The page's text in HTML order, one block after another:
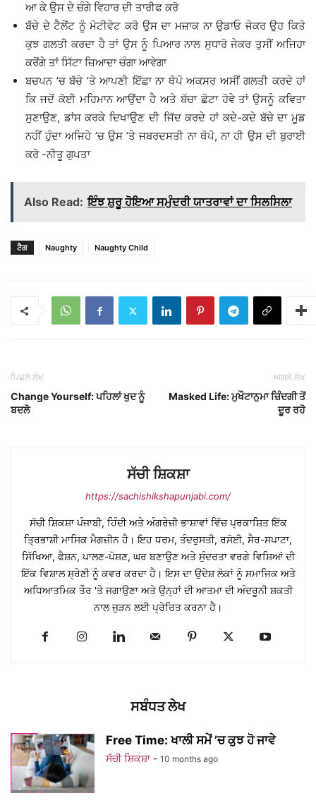
ਆ ਕੇ ਉਸ ਦੇ ਚੰਗੇ ਵਿਹਾਰ ਦੀ ਤਾਰੀਫ ਕਰੋ
ਬੱਚੇ ਦੇ ਟੈਲੇਂਟ ਨੂੰ ਮੋਟੀਵੇਟ ਕਰੋ ਉਸ ਦਾ ਮਜ਼ਾਕ ਨਾ ਉਡਾਓ ਜੇਕਰ ਉਹ ਕਿਤੇ
ਕੁਝ ਗਲਤੀ ਕਰਦਾ ਹੈ ਤਾਂ ਉਸ ਨੂੰ ਪਿਆਰ ਨਾਲ ਸੁਧਾਰੋ ਜੇਕਰ ਤੁਸੀਂ ਅਜਿਹਾ
ਕਰੋਂਗੇ ਤਾਂ ਸਿੱਟਾ ਜ਼ਿਆਦਾ ਚੰਗਾ ਆਵੇਗਾ
ਬਚਪਨ ’ਚ ਬੱਚੇ ’ਤੇ ਆਪਣੀ ਇੱਛਾ ਨਾ ਥੋਪੋ ਅਕਸਰ ਅਸੀਂ ਗਲਤੀ ਕਰਦੇ ਹਾਂ
ਕਿ ਜਦੋਂ ਕੋਈ ਮਹਿਮਾਨ ਆਉਂਦਾ ਹੈ ਅਤੇ ਬੱਚਾ ਛੋਟਾ ਹੋਵੇ ਤਾਂ ਉਸਨੂੰ ਕਵਿਤਾ
ਸੁਣਾਉਣ, ਡਾਂਸ ਕਰਕੇ ਦਿਖਾਉਣ ਦੀ ਜਿੱਦ ਕਰਦੇ ਹਾਂ ਕਦੇ-ਕਦੇ ਬੱਚੇ ਦਾ ਮੂਡ
ਨਹੀਂ ਹੁੰਦਾ ਅਜਿਹੇ ’ਚ ਉਸ ’ਤੇ ਜਬਰਦਸਤੀ ਨਾ ਥੋਪੋ, ਨਾ ਹੀ ਉਸ ਦੀ ਬੁਰਾਈ
ਕਰੋ -ਨੀਤੂ ਗੁਪਤਾ
Also Read: ਇੰਝ ਸ਼ੁਰੂ ਹੋਇਆ ਸਮੁੰਦਰੀ ਯਾਤਰਾਵਾਂ ਦਾ ਸਿਲਸਿਲਾ
ਟੈਗ Naughty Naughty Child
ਪਿਛਲੇ ਲੇਖ
Change Yourself: ਪਹਿਲਾਂ ਖੁਦ ਨੂੰ
ਬਦਲੋ
ਅਗਲੇ ਲੇਖ
Masked Life: ਮੁਖੌਟਾਨੁਮਾ ਜ਼ਿੰਦਗੀ ਤੋਂ
ਦੂਰ ਰਹੋ
ਸੱਚੀ ਸ਼ਿਕਸ਼ਾ
https://sachishikshapunjabi.com/
ਸੱਚੀ ਸ਼ਿਕਸ਼ਾ ਪੰਜਾਬੀ, ਹਿੰਦੀ ਅਤੇ ਅੰਗਰੇਜ਼ੀ ਭਾਸ਼ਾਵਾਂ ਵਿੱਚ ਪ੍ਰਕਾਸ਼ਿਤ ਇੱਕ
ਤ੍ਰਿਭਾਸ਼ੀ ਮਾਸਿਕ ਮੈਗਜ਼ੀਨ ਹੈ। ਇਹ ਧਰਮ, ਤੰਦਰੁਸਤੀ, ਰਸੋਈ, ਸੈਰ-ਸਪਾਟਾ,
ਸਿੱਖਿਆ, ਫੈਸ਼ਨ, ਪਾਲਣ-ਪੋਸ਼ਣ, ਘਰ ਬਣਾਉਣ ਅਤੇ ਸੁੰਦਰਤਾ ਵਰਗੇ ਵਿਸ਼ਿਆਂ ਦੀ
ਇੱਕ ਵਿਸ਼ਾਲ ਸ਼੍ਰੇਣੀ ਨੂੰ ਕਵਰ ਕਰਦਾ ਹੈ। ਇਸ ਦਾ ਉਦੇਸ਼ ਲੋਕਾਂ ਨੂੰ ਸਮਾਜਿਕ ਅਤੇ
ਅਧਿਆਤਮਿਕ ਤੌਰ 'ਤੇ ਜਗਾਉਣਾ ਅਤੇ ਉਨ੍ਹਾਂ ਦੀ ਆਤਮਾ ਦੀ ਅੰਦਰੂਨੀ ਸ਼ਕਤੀ
ਨਾਲ ਜੁੜਨ ਲਈ ਪ੍ਰੇਰਿਤ ਕਰਨਾ ਹੈ।
ਸਬੰਧਤ ਲੇਖ
Free Time: ਖਾਲੀ ਸਮੇਂ ’ਚ ਕੁਝ ਹੋ ਜਾਵੇ
ਸੱਚੀ ਸ਼ਿਕਸ਼ਾ - 10 months ago